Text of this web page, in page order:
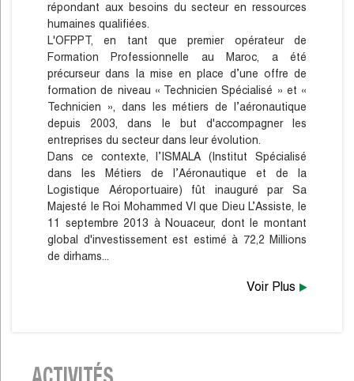
répondant aux besoins du secteur en ressources
humaines qualifiées.
L'OFPPT, en tant que premier opérateur de
Formation Professionnelle au Maroc, a été
précurseur dans la mise en place d’une offre de
formation de niveau « Technicien Spécialisé » et «
Technicien », dans les métiers de l’aéronautique
depuis 2003, dans le but d'accompagner les
entreprises du secteur dans leur évolution.
Dans ce contexte, l’ISMALA (Institut Spécialisé
dans les Métiers de l’Aéronautique et de la
Logistique Aéroportuaire) fût inauguré par Sa
Majesté le Roi Mohammed VI que Dieu L’Assiste, le
11 septembre 2013 à Nouaceur, dont le montant
global d'investissement est estimé à 72,2 Millions
de dirhams...
Voir Plus